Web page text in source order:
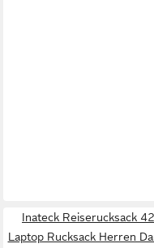
Inateck Reiserucksack
Laptop Rucksack Herren